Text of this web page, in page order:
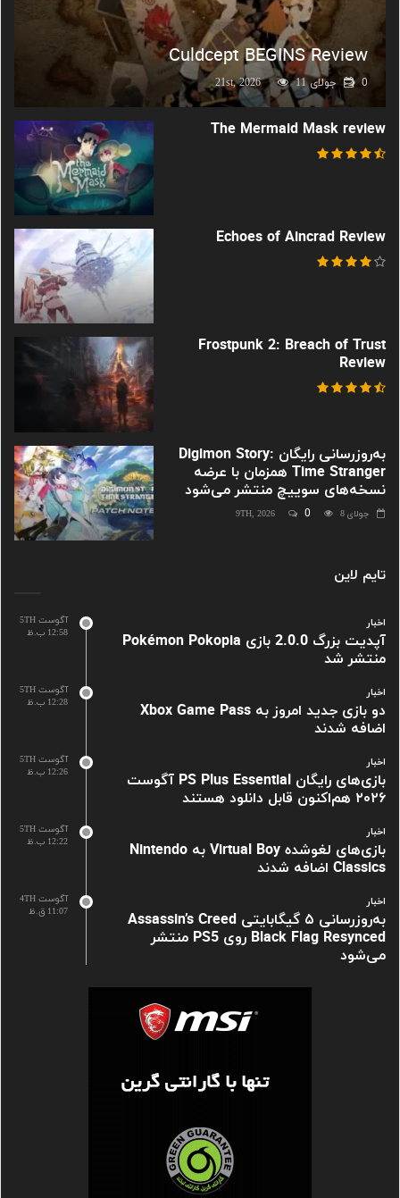
Culdcept BEGINS Review
جولای 21st, 202611 0
The Mermaid Mask review
Echoes of Aincrad Review
Frostpunk 2: Breach of Trust
Review
به‌روزرسانی رایگان Digimon Story:
Time Stranger همزمان با عرضه
نسخه‌های سوییچ منتشر می‌شود
جولای 9TH, 2026 0 8
تایم لاین
آگوست 5TH
12:58 ب.ظ
اخبار
آپدیت بزرگ 2.0.0 بازی Pokémon Pokopia
منتشر شد
آگوست 5TH
12:28 ب.ظ
اخبار
دو بازی جدید امروز به Xbox Game Pass
اضافه شدند
آگوست 5TH
12:26 ب.ظ
اخبار
بازی‌های رایگان PS Plus Essential آگوست
۲۰۲۶ هم‌اکنون قابل دانلود هستند
آگوست 5TH
12:22 ب.ظ
اخبار
بازی‌های لغوشده Virtual Boy به Nintendo
Classics اضافه شدند
آگوست 4TH
11:07 ق.ظ
اخبار
به‌روزرسانی ۵ گیگابایتی Assassin’s Creed
Black Flag Resynced روی PS5 منتشر
می‌شود